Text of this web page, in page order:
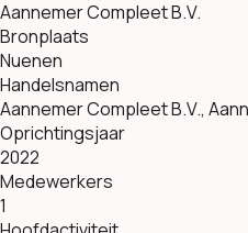
Aannemer Compleet B.V.
Bronplaats
Nuenen
Handelsnamen
Aannemer Compleet B.V.,
Oprichtingsjaar
2022
Medewerkers
1